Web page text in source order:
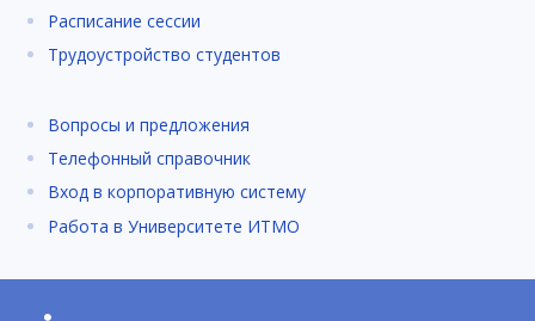
Расписание сессии
Трудоустройство студентов
Вопросы и предложения
Телефонный справочник
Вход в корпоративную систему
Работа в Университете ИТМО